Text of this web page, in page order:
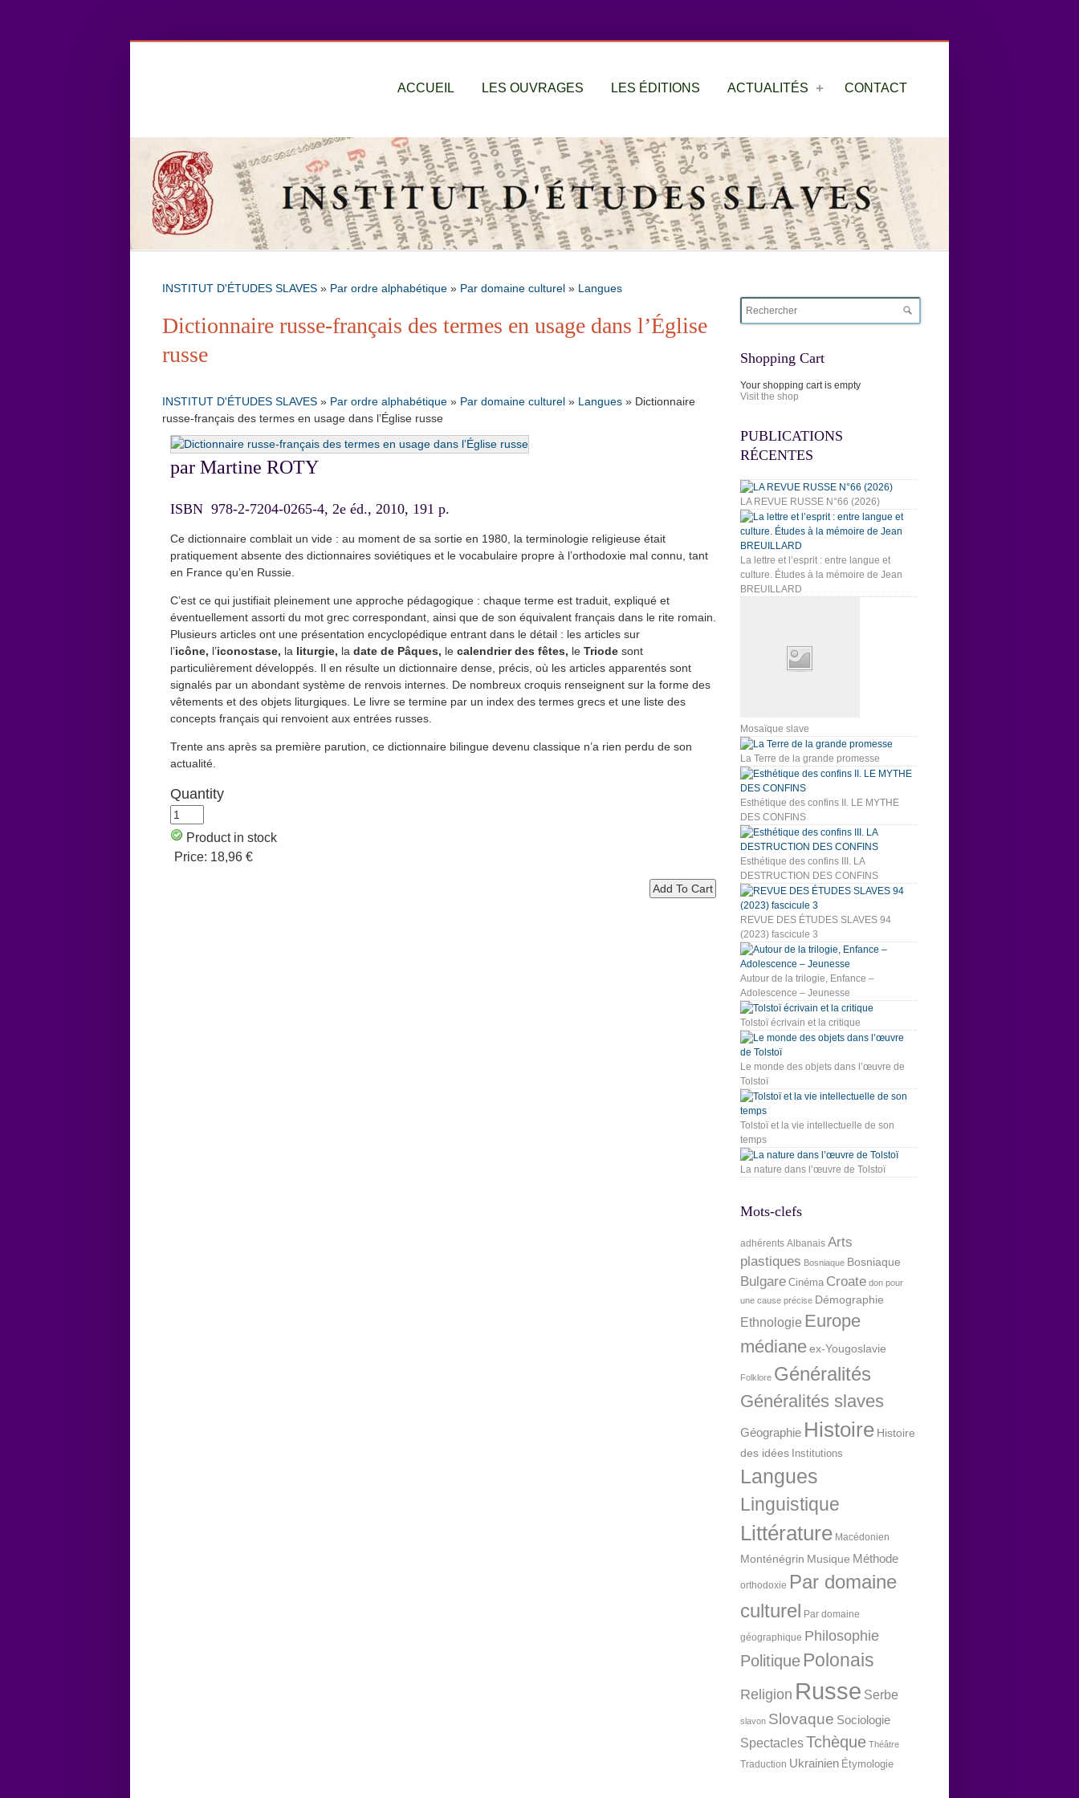
ACCUEIL LES OUVRAGES LES ÉDITIONS ACTUALITÉS CONTACT
INSTITUT D'ÉTUDES SLAVES » Par ordre alphabétique » Par domaine culturel » Langues
Dictionnaire russe-français des termes en usage dans l’Église
russe
INSTITUT D'ÉTUDES SLAVES » Par ordre alphabétique » Par domaine culturel » Langues » Dictionnaire
russe-français des termes en usage dans l’Église russe
par Martine ROTY
ISBN 978-2-7204-0265-4, 2e éd., 2010, 191 p.
Ce dictionnaire comblait un vide : au moment de sa sortie en 1980, la terminologie religieuse était
pratiquement absente des dictionnaires soviétiques et le vocabulaire propre à l’orthodoxie mal connu, tant
en France qu’en Russie.
C’est ce qui justiﬁait pleinement une approche pédagogique : chaque terme est traduit, expliqué et
éventuellement assorti du mot grec correspondant, ainsi que de son équivalent français dans le rite romain.
Plusieurs articles ont une présentation encyclopédique entrant dans le détail : les articles sur
l’icône, l’iconostase, la liturgie, la date de Pâques, le calendrier des fêtes, le Triode sont
particulièrement développés. Il en résulte un dictionnaire dense, précis, où les articles apparentés sont
signalés par un abondant système de renvois internes. De nombreux croquis renseignent sur la forme des
vêtements et des objets liturgiques. Le livre se termine par un index des termes grecs et une liste des
concepts français qui renvoient aux entrées russes.
Trente ans après sa première parution, ce dictionnaire bilingue devenu classique n’a rien perdu de son
actualité.
Quantity
Product in stock
Price: 18,96 €
Shopping Cart
Your shopping cart is empty
Visit the shop
PUBLICATIONS
RÉCENTES
LA REVUE RUSSE N°66 (2026)
La lettre et l’esprit : entre langue et
culture. Études à la mémoire de Jean
BREUILLARD
Mosaïque slave
La Terre de la grande promesse
Esthétique des confins II. LE MYTHE
DES CONFINS
Esthétique des confins III. LA
DESTRUCTION DES CONFINS
REVUE DES ÉTUDES SLAVES 94
(2023) fascicule 3
Autour de la trilogie, Enfance –
Adolescence – Jeunesse
Tolstoï écrivain et la critique
Le monde des objets dans l’œuvre de
Tolstoï
Tolstoï et la vie intellectuelle de son
temps
La nature dans l’œuvre de Tolstoï
Mots-clefs
adhérents Albanais Arts
plastiques Bosniaque Bosniaque
Bulgare Cinéma Croate don pour
une cause précise Démographie
Ethnologie Europe
médianeex-Yougoslavie
Folklore Généralités
Généralités slaves
Géographie Histoire Histoire
des idées Institutions
Langues
Linguistique
Littérature Macédonien
Monténégrin Musique Méthode
orthodoxie Par domaine
culturel Par domaine
géographique Philosophie
Politique Polonais
Religion Russe Serbe
slavon Slovaque Sociologie
SpectaclesTchèque Théâtre
Traduction Ukrainien Étymologie